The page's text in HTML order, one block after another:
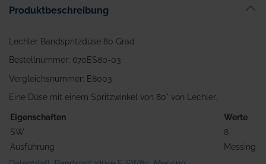
Produktbeschreibung
Lechler Bandspritzdüse 80 Grad
Bestellnummer: 670ES80-03
Vergleichsnummer: E8003
Eine Düse mit einem Spritzwinkel von 80° von Lechler.
Eigenschaften
Werte
SW
8
Ausführung
Messing